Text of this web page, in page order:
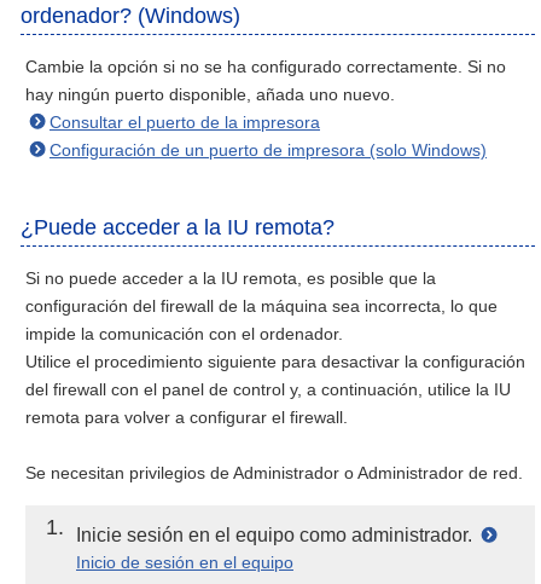
ordenador? (Windows)
Cambie la opción si no se ha configurado correctamente. Si no
hay ningún puerto disponible, añada uno nuevo.
Consultar el puerto de la impresora
Configuración de un puerto de impresora (solo Windows)
¿Puede acceder a la IU remota?
Si no puede acceder a la IU remota, es posible que la
configuración del firewall de la máquina sea incorrecta, lo que
impide la comunicación con el ordenador.
Utilice el procedimiento siguiente para desactivar la configuración
del firewall con el panel de control y, a continuación, utilice la IU
remota para volver a configurar el firewall.
Se necesitan privilegios de Administrador o Administrador de red.
1 Inicie sesión en el equipo como administrador.
Inicio de sesión en el equipo